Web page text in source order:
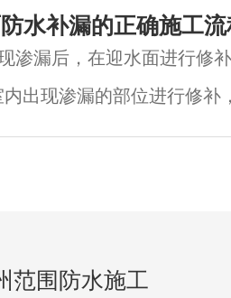
务的需求也日益增长。扬
为这一领域的专业力量，正
质的服务和不断创新的精
水补漏的正确施工
渗漏后，在迎水面进行修
出现渗漏的部位进行修补
，却很难保证渗漏水不会
范围防水施工